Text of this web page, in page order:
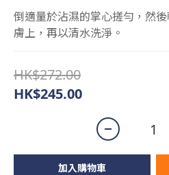
倒適量於沾濕的掌心搓勻，然
膚上，再以清水洗淨。
HK$272.00
HK$245.00
加入購物車